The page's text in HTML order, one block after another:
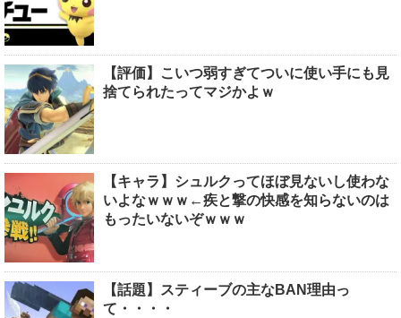
【評価】こいつ弱すぎてついに使い手にも見
捨てられたってマジかよｗ
【キャラ】シュルクってほぼ見ないし使わな
いよなｗｗｗ←疾と撃の快感を知らないのは
もったいないぞｗｗｗ
【話題】スティーブの主なBAN理由っ
て・・・・